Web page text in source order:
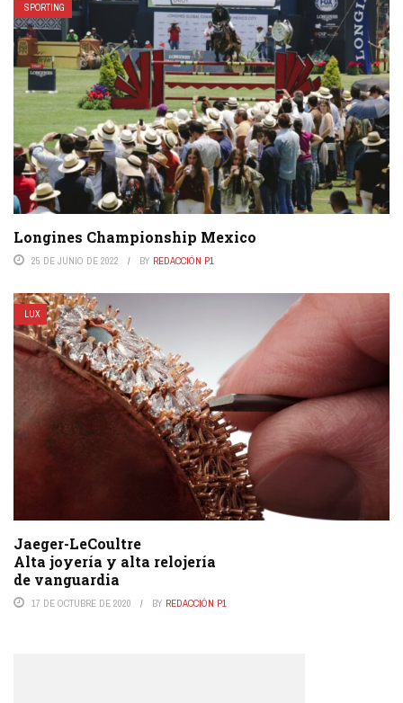
SPORTING
Longines Championship Mexico
25 DE JUNIO DE 2022 BY REDACCIÓN P1
LUX
Jaeger-LeCoultre
Alta joyería y alta relojería
de vanguardia
17 DE OCTUBRE DE 2020 BY REDACCIÓN P1